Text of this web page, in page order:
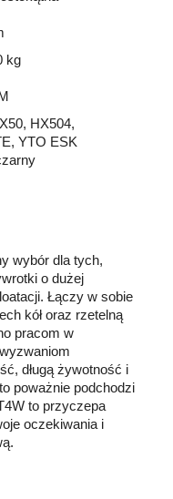
kg
HX504,
YTO ESK
wybór dla tych,
o dużej
Łączy w sobie
kół oraz rzetelną
pracom w
długą żywotność i
poważnie podchodzi
to przyczepa
oczekiwania i